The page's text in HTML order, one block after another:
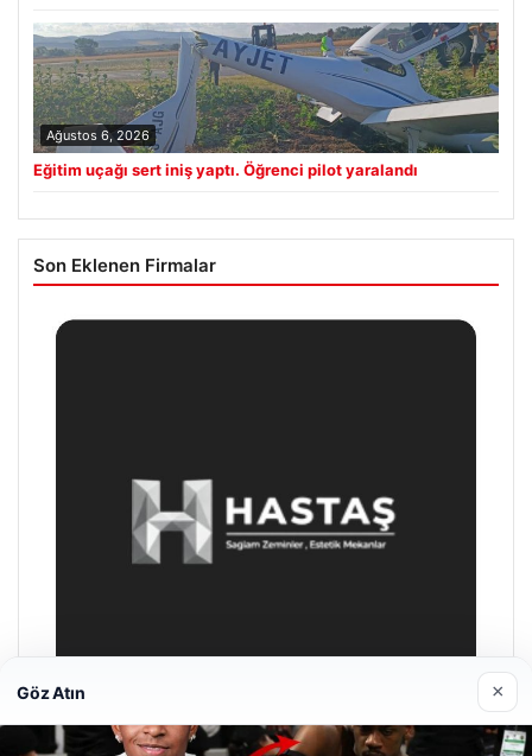
Ağustos 6, 2026
Eğitim uçağı sert iniş yaptı. Öğrenci pilot yaralandı
Son Eklenen Firmalar
Göz Atın ×